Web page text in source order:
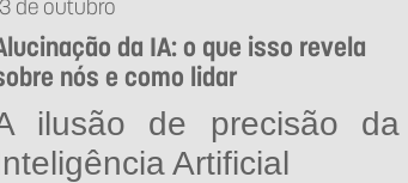
de outubro
da IA: o que isso revela
nós e como lidar
ilusão de precisão da
Artificial